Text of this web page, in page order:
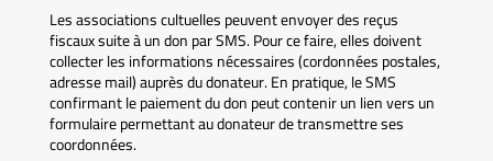
Les associations cultuelles peuvent envoyer des reçus
fiscaux suite à un don par SMS. Pour ce faire, elles doivent
collecter les informations nécessaires (cordonnées postales,
adresse mail) auprès du donateur. En pratique, le SMS
confirmant le paiement du don peut contenir un lien vers un
formulaire permettant au donateur de transmettre ses
coordonnées.